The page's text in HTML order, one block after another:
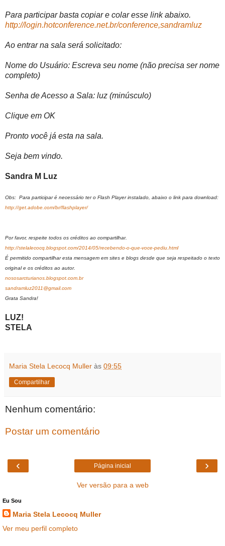
Para participar basta copiar e colar esse link abaixo.
http://login.hotconference.net.br/conference,sandramluz
Ao entrar na sala será solicitado:
Nome do Usuário: Escreva seu nome (não precisa ser nome
completo)
Senha de Acesso a Sala: luz (minúsculo)
Clique em OK
Pronto você já esta na sala.
Seja bem vindo.
Sandra M Luz
Obs: Para participar é necessário ter o Flash Player instalado, abaixo o link para download:
http://get.adobe.com/br/flashplayer/
Por favor, respeite todos os créditos ao compartilhar.
http://stelalecocq.blogspot.com/2014/05/recebendo-o-que-voce-pediu.html
É permitido compartilhar esta mensagem em sites e blogs desde que seja respeitado o texto
original e os créditos ao autor.
nososarcturianos.blogspot.com.br
sandramluz2011@gmail.com
Grata Sandra!
LUZ!
STELA
Maria Stela Lecocq Muller às 09:55
Compartilhar
Nenhum comentário:
Postar um comentário
‹ ›
Página inicial
Ver versão para a web
Eu Sou
Maria Stela Lecocq Muller
Ver meu perfil completo